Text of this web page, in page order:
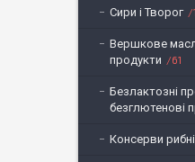
Сири і Творог
Вершкове
продукти
61
Безлактозні
безглютенові
Консерви